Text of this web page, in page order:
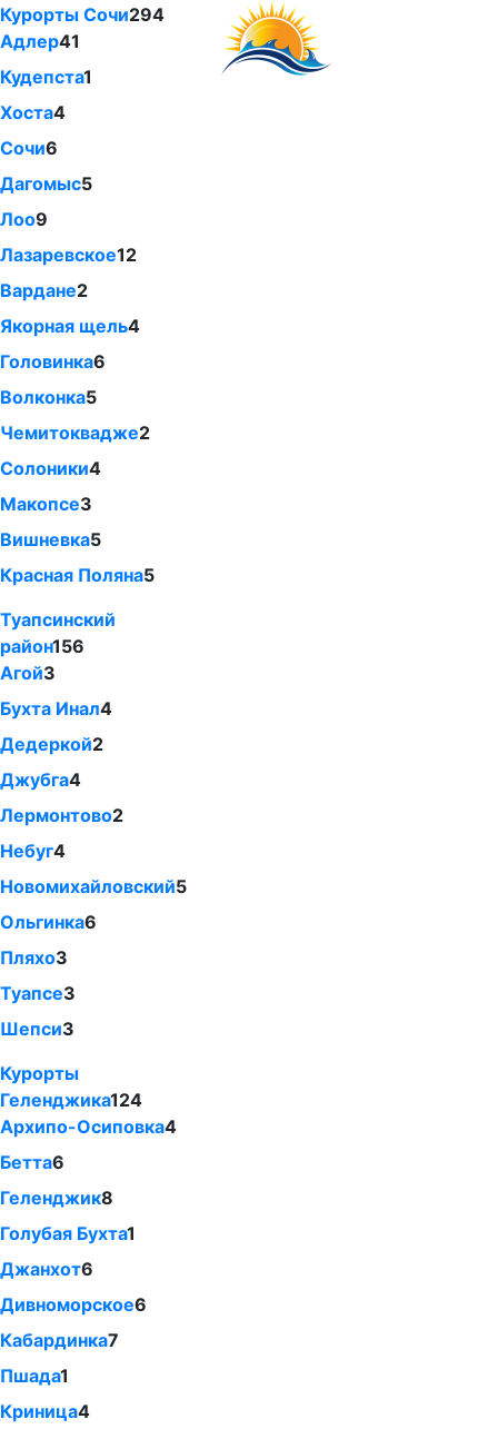
Курорты Сочи294
Адлер41
Кудепста1
Хоста4
Сочи6
Дагомыс5
Лоо9
Лазаревское12
Вардане2
Якорная щель4
Головинка6
Волконка5
Чемитоквадже2
Солоники4
Макопсе3
Вишневка5
Красная Поляна5
Туапсинский
район156
Агой3
Бухта Инал4
Дедеркой2
Джубга4
Лермонтово2
Небуг4
Новомихайловский5
Ольгинка6
Пляхо3
Туапсе3
Шепси3
Курорты
Геленджика124
Архипо-Осиповка4
Бетта6
Геленджик8
Голубая Бухта1
Джанхот6
Дивноморское6
Кабардинка7
Пшада1
Криница4